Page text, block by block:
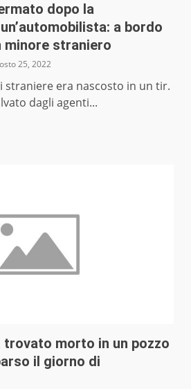
dopo la
a bordo
minore straniero
25, 2022
straniere era nascosto in un tir.
dagli agenti...
trovato morto in un pozzo
il giorno di